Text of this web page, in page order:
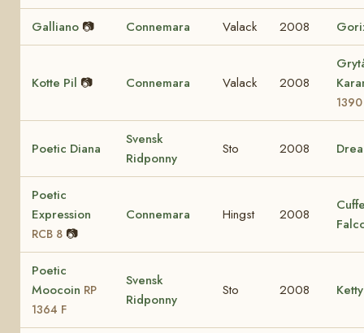
Galliano 📷 Connemara Valack 2008
Kotte Pil 📷 Connemara Valack 2008
1390
Poetic Diana
Svensk
Ridponny
Sto 2008
Poetic
Expression
RCB 8 📷
Connemara Hingst 2008
Poetic
Moocoin RP
1364 F
Svensk
Ridponny
Sto 2008 Ketty